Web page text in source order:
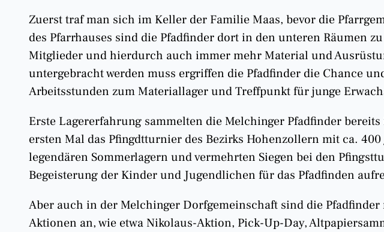
Zuerst traf man sich im Keller der Familie Maas, bevor die
des Pfarrhauses sind die Pfadfinder dort in den unteren Räumen
Mitglieder und hierdurch auch immer mehr Material und
untergebracht werden muss ergriffen die Pfadfinder die Chance
Arbeitsstunden zum Materiallager und Treffpunkt für junge
Erste Lagererfahrung sammelten die Melchinger Pfadfinder
ersten Mal das Pfingdtturnier des Bezirks Hohenzollern mit ca.
legendären Sommerlagern und vermehrten Siegen bei den
Begeisterung der Kinder und Jugendlichen für das Pfadfinden
Aber auch in der Melchinger Dorfgemeinschaft sind die
Aktionen an, wie etwa Nikolaus-Aktion, Pick-Up-Day,